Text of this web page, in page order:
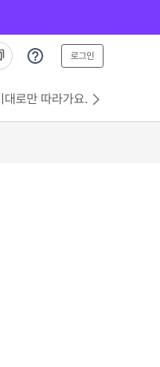
로그인
대로만 따라가요.